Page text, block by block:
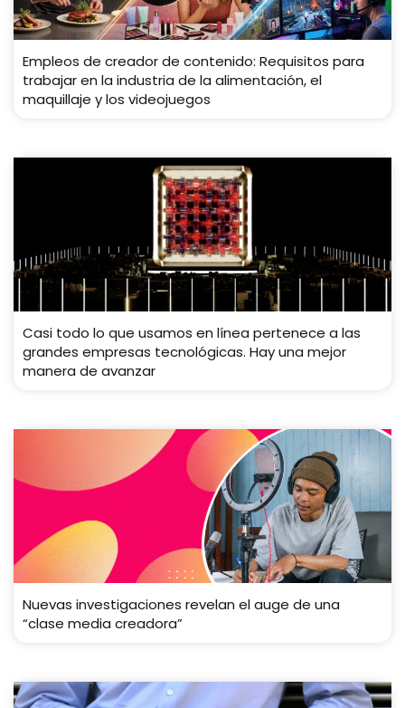
Empleos de creador de contenido: Requisitos para
trabajar en la industria de la alimentación, el
maquillaje y los videojuegos
Casi todo lo que usamos en línea pertenece a las
grandes empresas tecnológicas. Hay una mejor
manera de avanzar
Nuevas investigaciones revelan el auge de una
“clase media creadora”